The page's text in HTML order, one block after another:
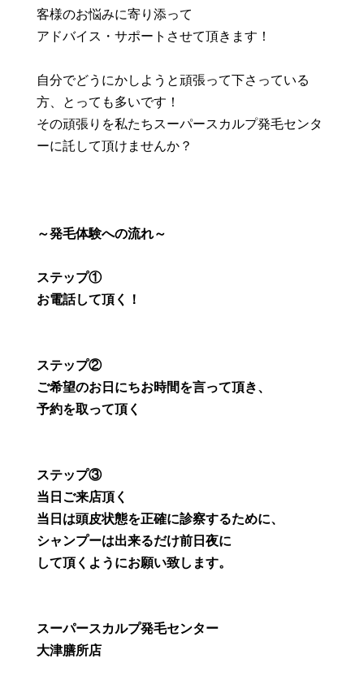
客様のお悩みに寄り添って
アドバイス・サポートさせて頂きます！
自分でどうにかしようと頑張って下さっている
方、とっても多いです！
その頑張りを私たちスーパースカルプ発毛センタ
ーに託して頂けませんか？
～発毛体験への流れ～
ステップ①
お電話して頂く！
ステップ②
ご希望のお日にちお時間を言って頂き、
予約を取って頂く
ステップ③
当日ご来店頂く
当日は頭皮状態を正確に診察するために、
シャンプーは出来るだけ前日夜に
して頂くようにお願い致します。
スーパースカルプ発毛センター
大津膳所店